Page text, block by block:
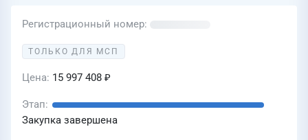
Регистрационный номер
ТОЛЬКО ДЛЯ МСП
Цена 15 997 408 ₽
Этап
Закупка завершена